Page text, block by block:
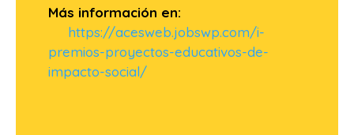
Más información en:
https://acesweb.jobswp.com/i-
premios-proyectos-educativos-de-
impacto-social/